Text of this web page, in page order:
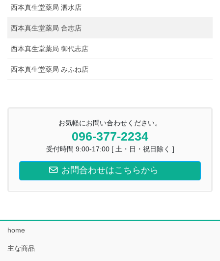
西本真生堂薬局 泗水店
西本真生堂薬局 合志店
西本真生堂薬局 御代志店
西本真生堂薬局 みふね店
お気軽にお問い合わせください。
096-377-2234
受付時間 9:00-17:00 [ 土・日・祝日除く ]
お問合わせはこちらから
home
主な商品